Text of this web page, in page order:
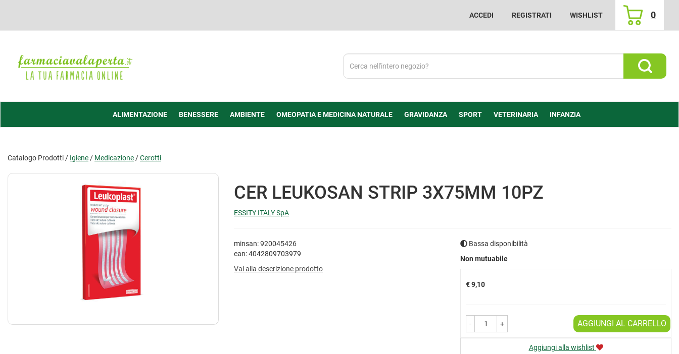
ACCEDI REGISTRATI WISHLIST 0
ARTICOLI
INSERITI
Valaperta
Cerca
Prodotto
Cerca
ALIMENTAZIONE BENESSERE AMBIENTE OMEOPATIA E MEDICINA NATURALE GRAVIDANZA SPORT VETERINARIA INFANZIA
Catalogo Prodotti / Igiene / Medicazione /Cerotti
CER LEUKOSAN STRIP 3X75MM 10PZ
ESSITY ITALY SpA
minsan: 920045426
ean: 4042809703979
Vai alla descrizione prodotto
Bassa disponibilità
Non mutuabile
Prezzo
€ 9,10
- + AGGIUNGI AL CARRELLO
Aggiungi alla wishlist